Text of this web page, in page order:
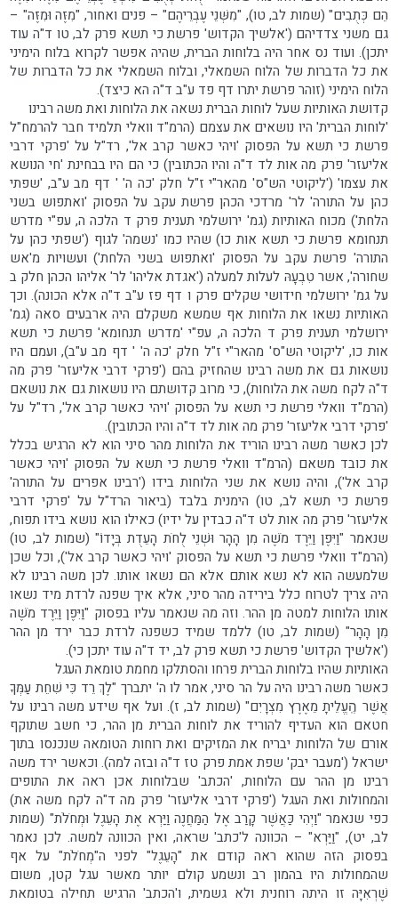
הֵם כְּתֻבִים" (שמות לב, טו), "מִשְּׁנֵי עֶבְרֵיהֶם" – פנים ואחור, "מִזֶּה וּמִזֶּה" –
גם משני צדדיהם ('אלשיך הקדוש' פרשת כי תשא פרק לב, טו ד"ה עוד
יתכן). ועוד נס אחר היה בלוחות הברית, שהיה אפשר לקרוא בלוח הימיני
את כל הדברות של הלוח השמאלי, ובלוח השמאלי את כל הדברות של
הלוח הימיני (זוהר פרשת יתרו דף פד ע"ב ד"ה הא כיצד).
קדושת האותיות שעל לוחות הברית נשאה את הלוחות ואת משה רבינו
'לוחות הברית' היו נושאים את עצמם (הרמ"ד וואלי תלמיד חבר להרמח"ל
פרשת כי תשא על הפסוק 'ויהי כאשר קרב אל', רד"ל על 'פרקי דרבי
אליעזר' פרק מה אות לד ד"ה והיו הכתובין) כי הם היו בבחינת 'חי הנושא
את עצמו' ('ליקוטי הש"ס' מהאר"י ז"ל חלק 'כה ה' ' דף מב ע"ב, 'שפתי
כהן על התורה' לר' מרדכי הכהן פרשת עקב על הפסוק 'ואתפוש בשני
הלחת') מכוח האותיות (גמ' ירושלמי תענית פרק ד הלכה ה, עפ"י מדרש
תנחומא פרשת כי תשא אות כו) שהיו כמו 'נשמה' לגוף ('שפתי כהן על
התורה' פרשת עקב על הפסוק 'ואתפוש בשני הלחת') ועשויות מ'אש
שחורה', אשר טִבְעָהּ לעלות למעלה ('אגדת אליהו' לר' אליהו הכהן חלק ב
על גמ' ירושלמי חידושי שקלים פרק ו דף פז ע"ב ד"ה אלא הכונה). וכך
האותיות נשאו את הלוחות אף שמשא משקלם היה ארבעים סאה (גמ'
ירושלמי תענית פרק ד הלכה ה, עפ"י 'מדרש תנחומא' פרשת כי תשא
אות כו, 'ליקוטי הש"ס' מהאר"י ז"ל חלק 'כה ה' ' דף מב ע"ב), ועמם היו
נושאות גם את משה רבינו שהחזיק בהם ('פרקי דרבי אליעזר' פרק מה
ד"ה לקח משה את הלוחות), כי מרוב קדושתם היו נושאות גם את נושאם
(הרמ"ד וואלי פרשת כי תשא על הפסוק 'ויהי כאשר קרב אל', רד"ל על
'פרקי דרבי אליעזר' פרק מה אות לד ד"ה והיו הכתובין).
לכן כאשר משה רבינו הוריד את הלוחות מהר סיני הוא לא הרגיש בכלל
את כובד משאם (הרמ"ד וואלי פרשת כי תשא על הפסוק 'ויהי כאשר
קרב אל'), והיה נושא את שני הלוחות בידו ('רבינו אפרים על התורה'
פרשת כי תשא לב, טו) הימנית בלבד (ביאור הרד"ל על 'פרקי דרבי
אליעזר' פרק מה אות לט ד"ה כבדין על ידיו) כאילו הוא נושא בידו תפוח,
שנאמר "וַיִּפֶן וַיֵּרֶד מֹשֶׁה מִן הָהָר וּשְׁנֵי לֻחֹת הָעֵדֻת בְּיָדוֹ" (שמות לב, טו)
(הרמ"ד וואלי פרשת כי תשא על הפסוק 'ויהי כאשר קרב אל'), וכל שכן
שלמעשה הוא לא נשא אותם אלא הם נשאו אותו. לכן משה רבינו לא
היה צריך לטרוח כלל בירידה מהר סיני, אלא איך שפנה לרדת מיד נשאו
אותו הלוחות למטה מן ההר. וזה מה שנאמר עליו בפסוק "וַיִּפֶן וַיֵּרֶד מֹשֶׁה
מִן הָהָר" (שמות לב, טו) ללמד שמיד כשפנה לרדת כבר ירד מן ההר
('אלשיך הקדוש' פרשת כי תשא פרק לב, יד ד"ה עוד יתכן כי).
האותיות שהיו בלוחות הברית פרחו והסתלקו מחמת טומאת העגל
כאשר משה רבינו היה על הר סיני, אמר לו ה' יתברך "לֶךְ רֵד כִּי שִׁחֵת עַמְּךָ
אֲשֶׁר הֶֽעֱלֵיתָ מֵאֶרֶץ מִצְרָיִם" (שמות לב, ז). ועל אף שידע משה רבינו על
חטאם הוא העדיף להוריד את לוחות הברית מן ההר, כי חשב שתוקף
אורם של הלוחות יבריח את המזיקים ואת רוחות הטומאה שנכנסו בתוך
ישראל ('מעבר יבק' שפת אמת פרק טז ד"ה ובזה למה). וכאשר ירד משה
רבינו מן ההר עם הלוחות, 'הכתב' שבלוחות אכן ראה את התופים
והמחולות ואת העגל ('פרקי דרבי אליעזר' פרק מה ד"ה לקח משה את)
כפי שנאמר "וַיְהִי כַּאֲשֶׁר קָרַב אֶל הַמַּחֲנֶה וַיַּרְא אֶת הָעֵגֶל וּמְחֹלֹת" (שמות
לב, יט), "וַיַּרְא" – הכוונה ל'כתב' שראה, ואין הכוונה למשה. לכן נאמר
בפסוק הזה שהוא ראה קודם את "הָעֵגֶל" לפני ה"מְחֹלֹת" על אף
שהמחולות היו בהמון רב ונשמע קולם יותר מאשר עגל קטן, משום
שֶׁרְאִיָּה זו היתה רוחנית ולא גשמית, ו'הכתב' הרגיש תחילה בטומאת